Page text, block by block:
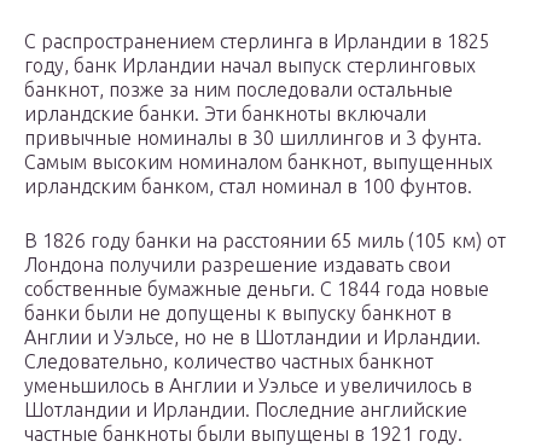
С распространением стерлинга в Ирландии в 1825
году, банк Ирландии начал выпуск стерлинговых
банкнот, позже за ним последовали остальные
ирландские банки. Эти банкноты включали
привычные номиналы в 30 шиллингов и 3 фунта.
Самым высоким номиналом банкнот, выпущенных
ирландским банком, стал номинал в 100 фунтов.
В 1826 году банки на расстоянии 65 миль (105 км) от
Лондона получили разрешение издавать свои
собственные бумажные деньги. С 1844 года новые
банки были не допущены к выпуску банкнот в
Англии и Уэльсе, но не в Шотландии и Ирландии.
Следовательно, количество частных банкнот
уменьшилось в Англии и Уэльсе и увеличилось в
Шотландии и Ирландии. Последние английские
частные банкноты были выпущены в 1921 году.